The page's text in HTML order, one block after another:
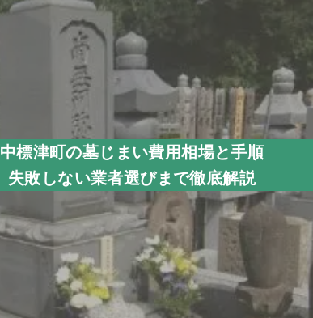
中標津町の墓じまい費用相場と手順
失敗しない業者選びまで徹底解説